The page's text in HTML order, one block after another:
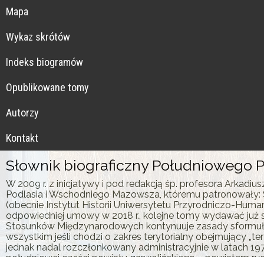
Mapa
Wykaz skrótów
Indeks biogramów
Opublikowane tomy
Autorzy
Kontakt
Słownik biograficzny Południowego
W 2009 r. z inicjatywy i pod redakcją śp. profesora
Podlasia i Wschodniego Mazowsza, któremu
(obecnie Instytut Historii Uniwersytetu Przyrodniczo-
odpowiedniej umowy w 2018 r., kolejne tomy wydawać
Stosunków Międzynarodowych kontynuuje zasady
wszystkim jeśli chodzi o zakres terytorialny obejmujący
jednak nadal rozczłonkowany administracyjnie w latach